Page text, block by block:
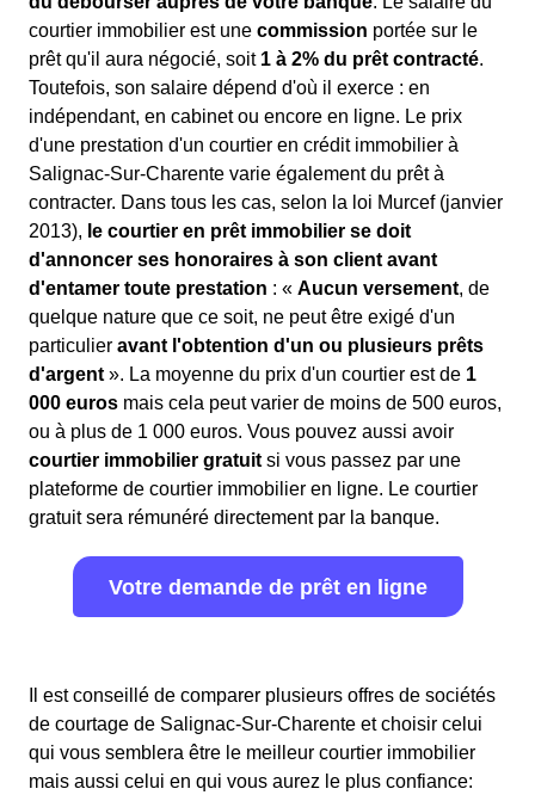
courtier immobilier est une commission portée sur le
prêt qu'il aura négocié, soit 1 à 2% du prêt contracté.
Toutefois, son salaire dépend d'où il exerce : en
indépendant, en cabinet ou encore en ligne. Le prix
d'une prestation d'un courtier en crédit immobilier à
Salignac-Sur-Charente varie également du prêt à
contracter. Dans tous les cas, selon la loi Murcef (janvier
2013), le courtier en prêt immobilier se doit
d'annoncer ses honoraires à son client avant
d'entamer toute prestation : « Aucun versement, de
quelque nature que ce soit, ne peut être exigé d'un
particulier avant l'obtention d'un ou plusieurs prêts
d'argent ». La moyenne du prix d'un courtier est de 1
000 euros mais cela peut varier de moins de 500 euros,
ou à plus de 1 000 euros. Vous pouvez aussi avoir
courtier immobilier gratuit si vous passez par une
plateforme de courtier immobilier en ligne. Le courtier
gratuit sera rémunéré directement par la banque.
Votre demande de prêt en ligne
Il est conseillé de comparer plusieurs offres de sociétés
de courtage de Salignac-Sur-Charente et choisir celui
qui vous semblera être le meilleur courtier immobilier
mais aussi celui en qui vous aurez le plus confiance: